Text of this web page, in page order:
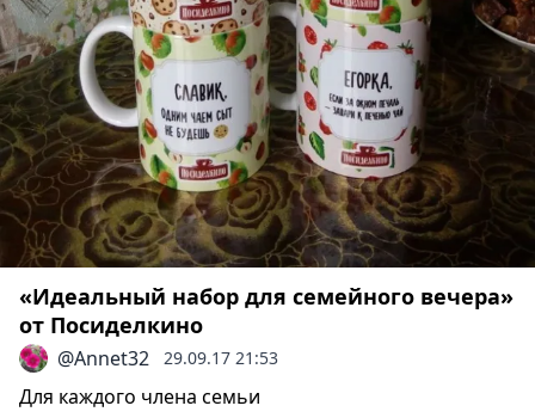
«Идеальный набор для семейного вечера»
от Посиделкино
@Annet32 29.09.17 21:53
Для каждого члена семьи